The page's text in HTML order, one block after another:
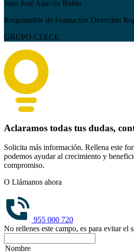
Juan José Alarcón Rubio
Responsable de Formación Dirección
GRUPO CLECE
Aclaramos todas tus dudas,
Solicita más información. Rellena este
podemos ayudar al crecimiento y
compromiso.
O Llámanos ahora
955 000 720
No rellenes este campo, es para evitar el